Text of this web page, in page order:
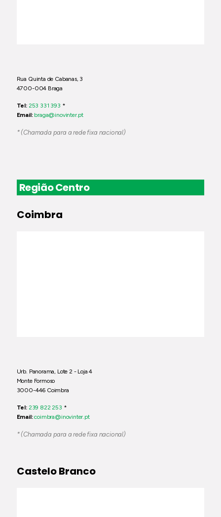
Rua Quinta de Cabanas, 3
4700-004 Braga
Tel: 253 331 393 *
Email: braga@inovinter.pt
* (Chamada para a rede fixa nacional)
Região Centro
Coimbra
Urb. Panorama, Lote 2 - Loja 4
Monte Formoso
3000-446 Coimbra
Tel: 239 822 253 *
Email: coimbra@inovinter.pt
* (Chamada para a rede fixa nacional)
Castelo Branco